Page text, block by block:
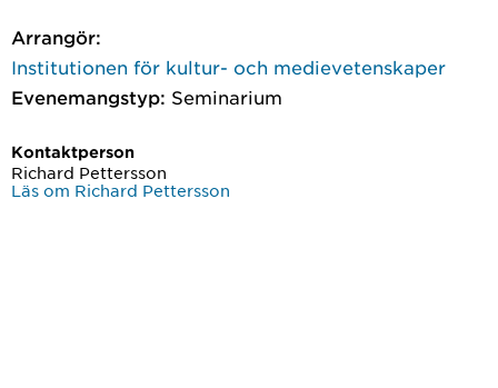
Arrangör:
Institutionen för kultur- och medievetenskaper
Evenemangstyp: Seminarium
Kontaktperson
Richard Pettersson
Läs om Richard Pettersson